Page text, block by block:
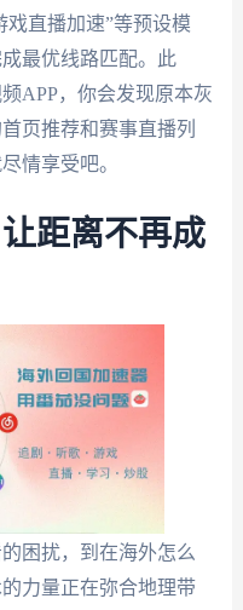
戏直播加速”等预设模
最优线路匹配。此
APP，你会发现原本灰
页推荐和赛事直播列
情享受吧。
距离不再成
困扰，到在海外怎么
力量正在弥合地理带